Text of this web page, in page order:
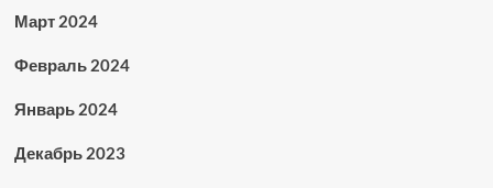
Март 2024
Февраль 2024
Январь 2024
Декабрь 2023